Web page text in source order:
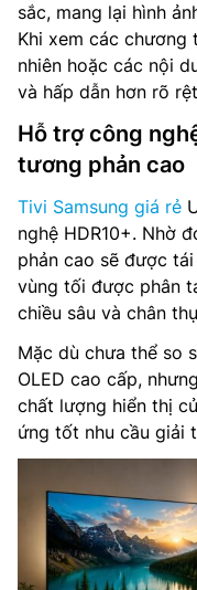
sắc, mang lại hình
Khi xem các chương
nhiên hoặc các nội
và hấp dẫn hơn rõ
Hỗ trợ công
tương phản cao
Tivi Samsung giá rẻ
nghệ HDR10+. Nhờ
phản cao sẽ được
vùng tối được phân
chiều sâu và chân
Mặc dù chưa thể so
OLED cao cấp,
chất lượng hiển thị
ứng tốt nhu cầu giải